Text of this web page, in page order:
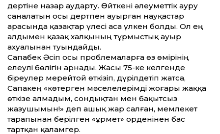
дертіне назар аударту. Өйткені әлеуметтік ауру
саналатын осы дертпен ауырған науқастар
арасында қазақтар үлесі аса үлкен болды. Ол ең
алдымен қазақ халқының тұрмыстық ауыр
ахуалынан туындайды.
Сапабек Әсіп осы проблемаларға өз өмірінің
елеулі бөлігін арнады. Жасы 75-ке келгенде
біреулер мерейтой өткізіп, дүрілдетіп жатса,
Сапакең «көтерген мәселелерімді жоғары жаққа
өткізе алмадым, сондықтан мен бақытсыз
жазушымын!» деп ашық жар салған, мемлекет
тарапынан берілген «Құрмет» орденінен бас
тартқан қаламгер.